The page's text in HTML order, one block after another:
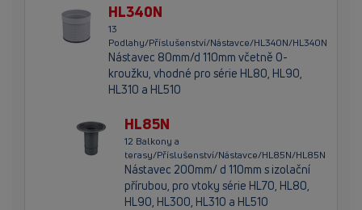
HL340N
13
Podlahy/Příslušenství/Nástavce/HL340N/HL340N
Nástavec 80mm/d 110mm včetně O-
kroužku, vhodné pro série HL80, HL90,
HL310 a HL510
HL85N
12 Balkony a
terasy/Příslušenství/Nástavce/HL85N/HL85N
Nástavec 200mm/ d 110mm s izolační
přírubou, pro vtoky série HL70, HL80,
HL90, HL300, HL310 a HL510